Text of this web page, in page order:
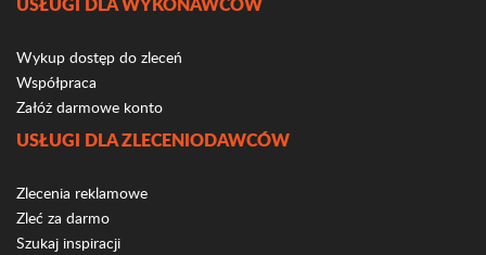
Wykup dostęp do zleceń
Współpraca
Załóż darmowe konto
USŁUGI DLA ZLECENIODAWCÓW
Zlecenia reklamowe
Zleć za darmo
Szukaj inspiracji